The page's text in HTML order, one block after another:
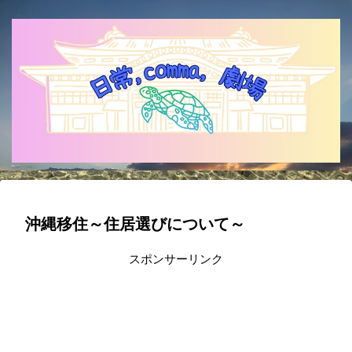
沖縄移住～住居選びについて～
スポンサーリンク